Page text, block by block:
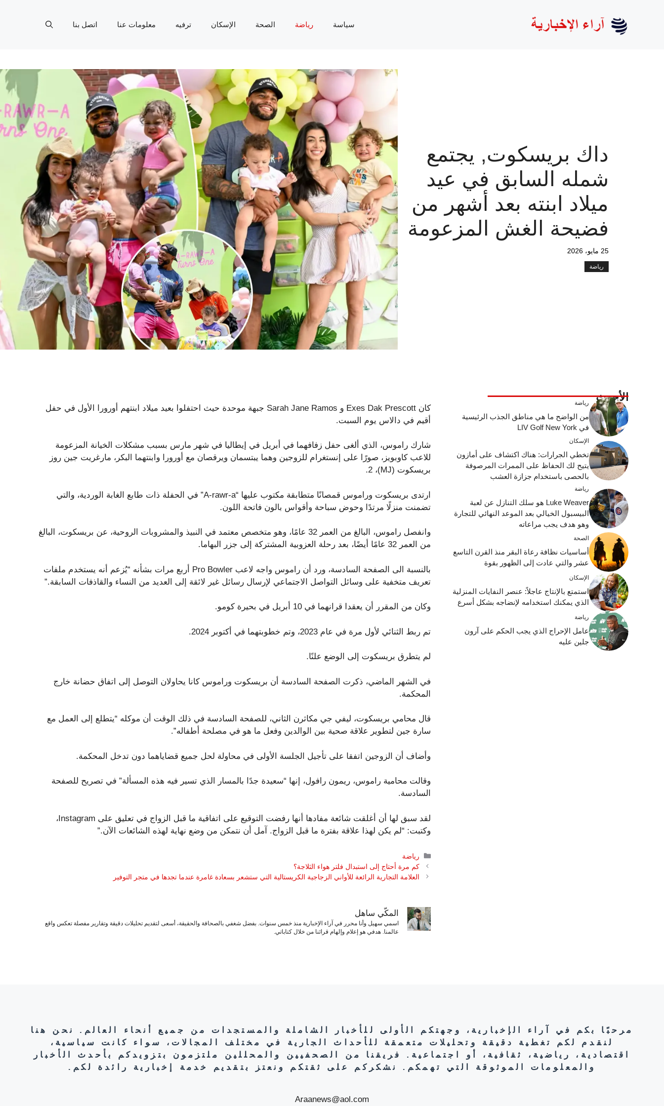
سياسة رياضة الصحة الإسكان ترفيه معلومات عنا اتصل بنا
داك بريسكوت, يجتمع
شمله السابق في عيد
ميلاد ابنته بعد أشهر من
فضيحة الغش المزعومة
25 مايو، 2026
رياضة
كان Exes Dak Prescott و Sarah Jane Ramos جبهة موحدة حيث احتفلوا بعيد ميلاد ابنتهم أورورا الأول في حفل
أقيم في دالاس يوم السبت.
شارك راموس، الذي ألغى حفل زفافهما في أبريل في إيطاليا في شهر مارس بسبب مشكلات الخيانة المزعومة
للاعب كاوبويز، صورًا على إنستغرام للزوجين وهما يبتسمان ويرقصان مع أورورا وابنتهما البكر، مارغريت جين روز
بريسكوت (MJ)، 2.
ارتدى بريسكوت وراموس قمصانًا متطابقة مكتوب عليها “A-rawr-a” في الحفلة ذات طابع الغابة الوردية، والتي
تضمنت منزلًا مرتدًا وحوض سباحة وأقواس بالون فاتحة اللون.
وانفصل راموس، البالغ من العمر 32 عامًا، وهو متخصص معتمد في النبيذ والمشروبات الروحية، عن بريسكوت، البالغ
من العمر 32 عامًا أيضًا، بعد رحلة العزوبية المشتركة إلى جزر البهاما.
بالنسبة الى الصفحة السادسة، ورد أن راموس واجه لاعب Pro Bowler أربع مرات بشأنه “يُزعم أنه يستخدم ملفات
تعريف متخفية على وسائل التواصل الاجتماعي لإرسال رسائل غير لائقة إلى العديد من النساء والقاذفات السابقة.”
وكان من المقرر أن يعقدا قرانهما في 10 أبريل في بحيرة كومو.
تم ربط الثنائي لأول مرة في عام 2023، وتم خطوبتهما في أكتوبر 2024.
لم يتطرق بريسكوت إلى الوضع علنًا.
في الشهر الماضي، ذكرت الصفحة السادسة أن بريسكوت وراموس كانا يحاولان التوصل إلى اتفاق حضانة خارج
المحكمة.
قال محامي بريسكوت، ليفي جي مكاثرن الثاني، للصفحة السادسة في ذلك الوقت أن موكله “يتطلع إلى العمل مع
سارة جين لتطوير علاقة صحية بين الوالدين وفعل ما هو في مصلحة أطفاله”.
وأضاف أن الزوجين اتفقا على تأجيل الجلسة الأولى في محاولة لحل جميع قضاياهما دون تدخل المحكمة.
وقالت محامية راموس، ريمون رافول، إنها “سعيدة جدًا بالمسار الذي تسير فيه هذه المسألة” في تصريح للصفحة
السادسة.
لقد سبق لها أن أغلقت شائعة مفادها أنها رفضت التوقيع على اتفاقية ما قبل الزواج في تعليق على Instagram،
وكتبت: “لم يكن لهذا علاقة بفترة ما قبل الزواج. آمل أن نتمكن من وضع نهاية لهذه الشائعات الآن.”
التصنيفات
رياضة
كم مرة أحتاج إلى استبدال فلتر هواء الثلاجة؟
العلامة التجارية الرائعة للأواني الزجاجية الكريستالية التي ستشعر بسعادة غامرة عندما تجدها في متجر التوفير
المكّي ساهل
اسمي سهيل وأنا محرر في آراء الإخبارية منذ خمس سنوات. بفضل شغفي بالصحافة والحقيقة، أسعى لتقديم تحليلات دقيقة وتقارير مفصلة تعكس واقع
عالمنا. هدفي هو إعلام وإلهام قرائنا من خلال كتاباتي.
الأحدث رياضة
من الواضح ما هي مناطق الجذب الرئيسية
في LIV Golf New York
الإسكان
تخطي الجرارات: هناك اكتشاف على أمازون
يتيح لك الحفاظ على الممرات المرصوفة
بالحصى باستخدام جزازة العشب
رياضة
Luke Weaver هو سلك التنازل عن لعبة
البيسبول الخيالي بعد الموعد النهائي للتجارة
وهو هدف يجب مراعاته
الصحة
أساسيات نظافة رعاة البقر منذ القرن التاسع
عشر والتي عادت إلى الظهور بقوة
الإسكان
استمتع بالإنتاج عاجلاً: عنصر النفايات المنزلية
الذي يمكنك استخدامه لإنضاجه بشكل أسرع
رياضة
عامل الإحراج الذي يجب الحكم على آرون
جلين عليه
مرحبًا بكم في آراء الإخبارية، وجهتكم الأولى للأخبار الشاملة والمستجدات من جميع أنحاء العالم. نحن هنا
لنقدم لكم تغطية دقيقة وتحليلات متعمقة للأحداث الجارية في مختلف المجالات، سواء كانت سياسية،
اقتصادية، رياضية، ثقافية، أو اجتماعية. فريقنا من الصحفيين والمحللين ملتزمون بتزويدكم بأحدث الأخبار
والمعلومات الموثوقة التي تهمكم. نشكركم على ثقتكم ونعتز بتقديم خدمة إخبارية رائدة لكم.
Araanews@aol.com